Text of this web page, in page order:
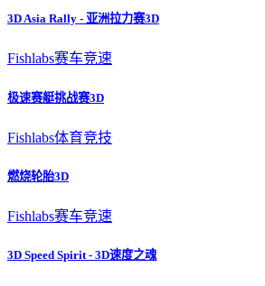
3D Asia Rally - 亚洲拉力赛3D
Fishlabs赛车竞速
极速赛艇挑战赛3D
Fishlabs体育竞技
燃烧轮胎3D
Fishlabs赛车竞速
3D Speed Spirit - 3D速度之魂